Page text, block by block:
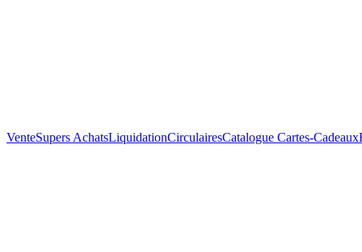
VenteSupers AchatsLiquidationCirculairesCatalogue Cartes-Cadeaux